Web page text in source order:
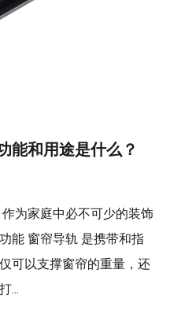
能和用途是什么？
为家庭中必不可少的装饰
能 窗帘导轨 是携带和指
可以支撑窗帘的重量，还
...